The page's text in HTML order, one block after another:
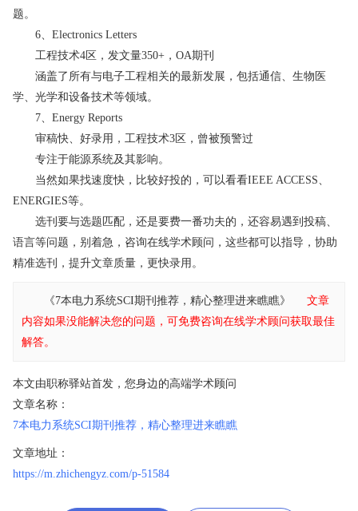
题。
6、Electronics Letters
工程技术4区，发文量350+，OA期刊
涵盖了所有与电子工程相关的最新发展，包括通信、生物医
学、光学和设备技术等领域。
7、Energy Reports
审稿快、好录用，工程技术3区，曾被预警过
专注于能源系统及其影响。
当然如果找速度快，比较好投的，可以看看IEEE ACCESS、
ENERGIES等。
选刊要与选题匹配，还是要费一番功夫的，还容易遇到投稿、
语言等问题，别着急，咨询在线学术顾问，这些都可以指导，协助
精准选刊，提升文章质量，更快录用。
《7本电力系统SCI期刊推荐，精心整理进来瞧瞧》
文章
内容如果没能解决您的问题，可免费咨询在线学术顾问获取最佳
解答。
本文由职称驿站首发，您身边的高端学术顾问
文章名称：
7本电力系统SCI期刊推荐，精心整理进来瞧瞧
文章地址：
https://m.zhichengyz.com/p-51584